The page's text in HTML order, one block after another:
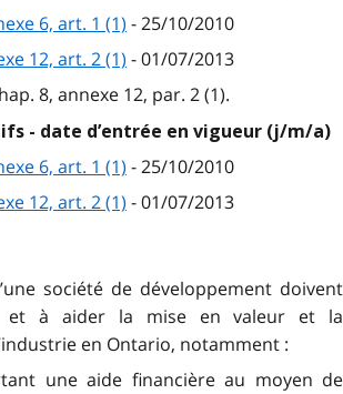
6, art. 1 (1) - 25/10/2010
12, art. 2 (1) - 01/07/2013
8, annexe 12, par. 2 (1).
- date d’entrée en vigueur (j/m/a)
6, art. 1 (1) - 25/10/2010
12, art. 2 (1) - 01/07/2013
société de développement doivent
et à aider la mise en valeur et la
en Ontario, notamment :
une aide financière au moyen de